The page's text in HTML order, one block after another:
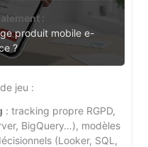
:
produit mobile e-
?
jeu :
: tracking propre RGPD,
BigQuery…), modèles
(Looker, SQL,